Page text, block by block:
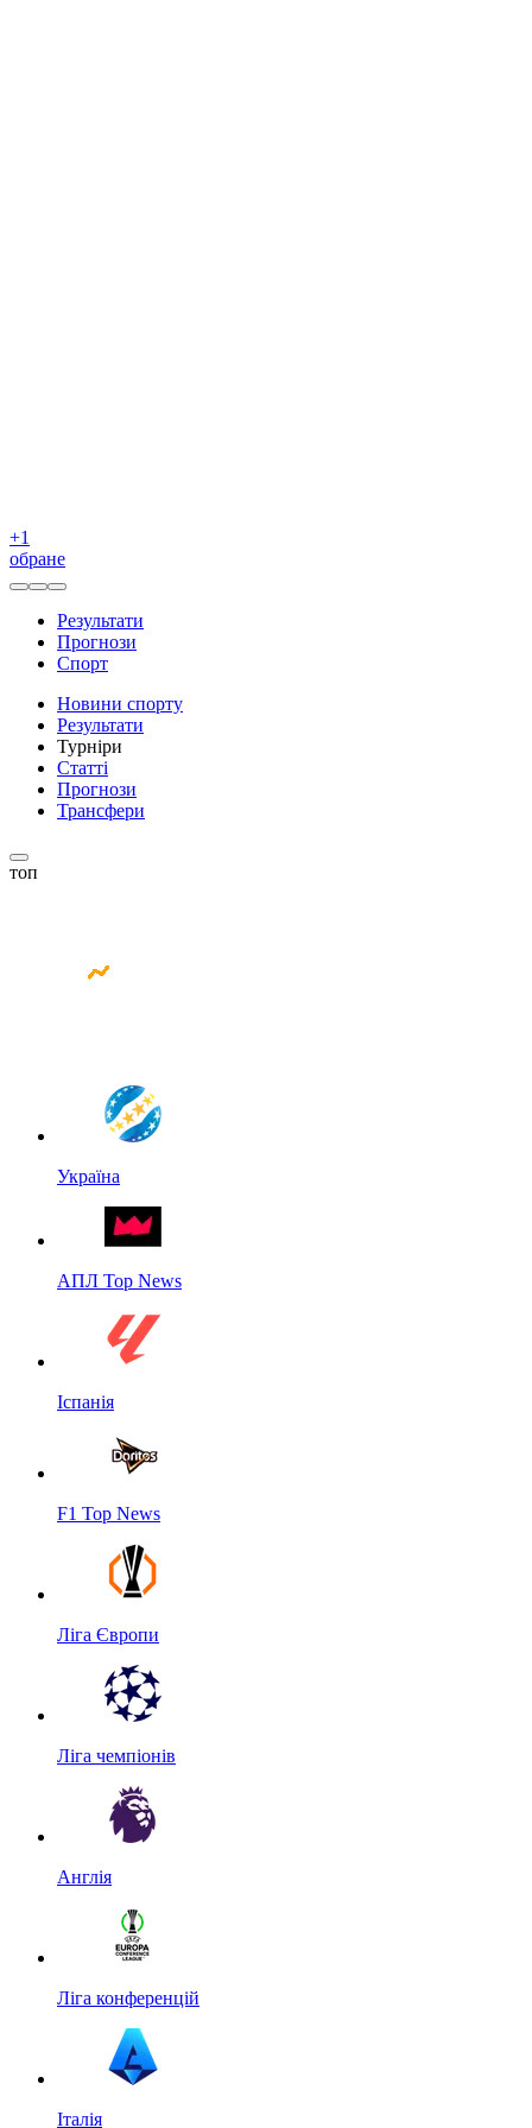
+1
обране
Результати
Прогнози
Спорт
Новини спорту
Результати
Турніри
Статті
Прогнози
Трансфери
топ
Україна
АПЛ Top News
Іспанія
F1 Top News
Ліга Європи
Ліга чемпіонів
Англія
Ліга конференцій
Італія